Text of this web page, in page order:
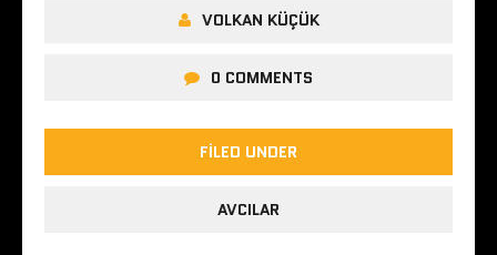
VOLKAN KÜÇÜK
0 COMMENTS
FILED UNDER
AVCILAR